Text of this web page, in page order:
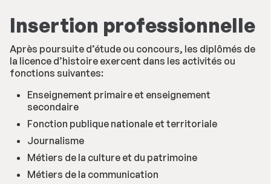
Insertion professionnelle
Après poursuite d’étude ou concours, les diplômés de
la licence d’histoire exercent dans les activités ou
fonctions suivantes:
Enseignement primaire et enseignement
secondaire
Fonction publique nationale et territoriale
Journalisme
Métiers de la culture et du patrimoine
Métiers de la communication